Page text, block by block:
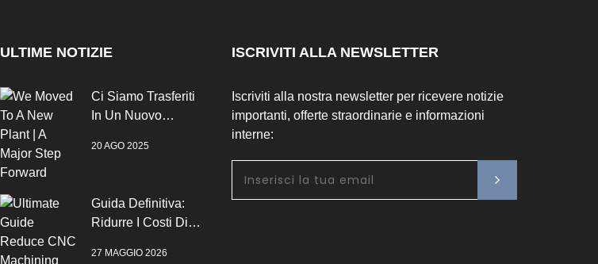
ULTIME NOTIZIE
Ci Siamo Trasferiti
In Un Nuovo
Grande Passo
20 AGO 2025
Guida Definitiva:
Ridurre I Costi Di
Lavorazione CNC
27 MAGGIO 2026
ISCRIVITI ALLA NEWSLETTER
Iscriviti alla nostra newsletter per ricevere notizie
importanti, offerte straordinarie e informazioni
interne: